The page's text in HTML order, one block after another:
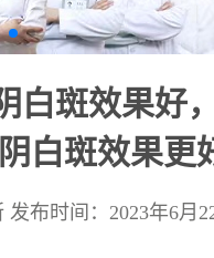
白斑效果好
白斑效果更
发布时间：2023年6月